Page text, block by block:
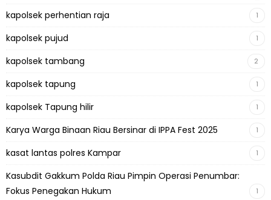
kapolsek perhentian raja 1
kapolsek pujud 1
kapolsek tambang 2
kapolsek tapung 1
kapolsek Tapung hilir 1
Karya Warga Binaan Riau Bersinar di IPPA Fest 2025 1
kasat lantas polres Kampar 1
Kasubdit Gakkum Polda Riau Pimpin Operasi Penumbar:
Fokus Penegakan Hukum
1